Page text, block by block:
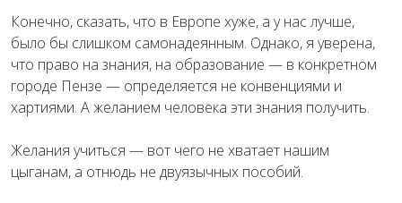
Конечно, сказать, что в Европе хуже, а у нас лучше,
было бы слишком самонадеянным. Однако, я уверена,
что право на знания, на образование — в конкретном
городе Пензе — определяется не конвенциями и
хартиями. А желанием человека эти знания получить.
Желания учиться — вот чего не хватает нашим
цыганам, а отнюдь не двуязычных пособий.